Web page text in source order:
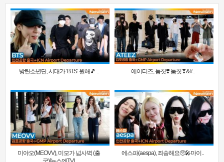
방탄소년단, 시대가 ‘BTS’ 원해🎵 .. 에이티즈, 둠칫❣️ 둠칫❣&#..
미야오(MEOVV), 미모가 넘사벽 (출
에스파(aespa), 죄송해요🥺🎤마이..